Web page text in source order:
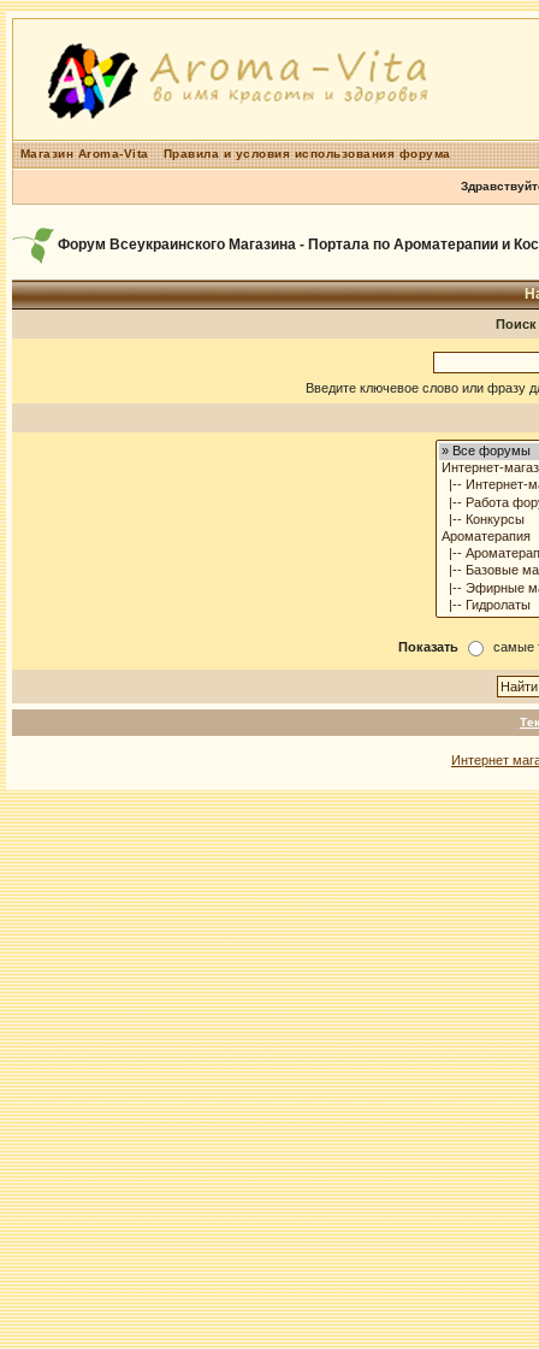
Магазин Aroma-Vita Правила и условия использования форума
Форум Всеукраинского Магазина - Портала по Ароматерапии и
Введите ключевое слово или фразу
Показать самые
Интернет